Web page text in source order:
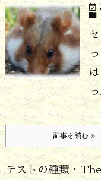


記事を読む
テストの種類・